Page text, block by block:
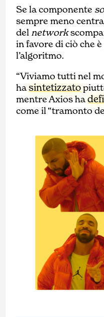
Se la componente
sempre meno
del network
in favore di ciò che
l’algoritmo.
“Viviamo tutti nel
hasintetizzato
mentre Axios ha
come il “tramonto